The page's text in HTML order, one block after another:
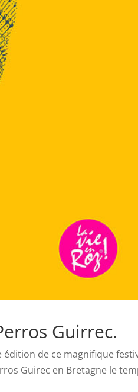
Guirrec.
édition de ce magnifique
Guirec en Bretagne le